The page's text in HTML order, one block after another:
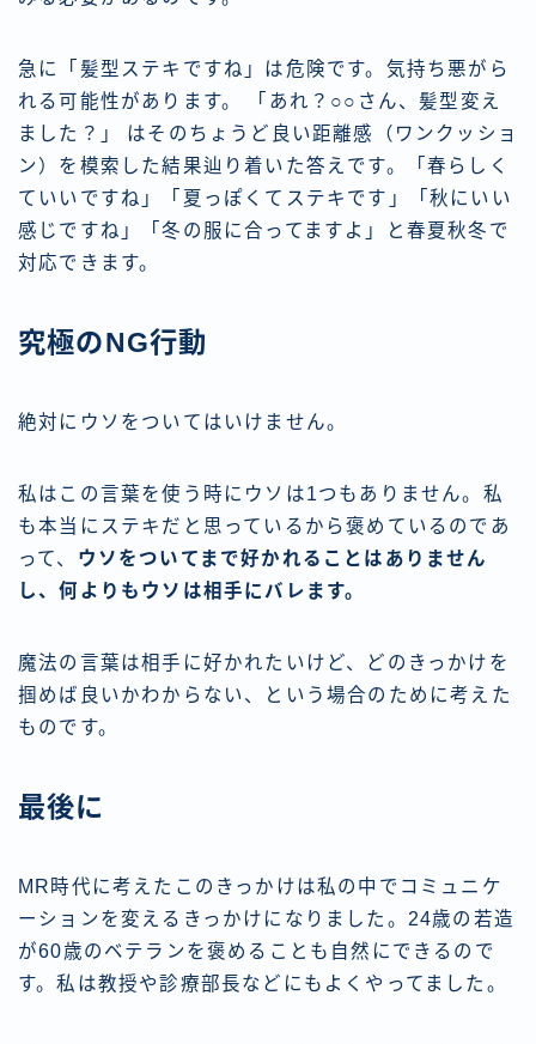
急に「髪型ステキですね」は危険です。気持ち悪がら
れる可能性があります。 「あれ？○○さん、髪型変え
ました？」 はそのちょうど良い距離感（ワンクッショ
ン）を模索した結果辿り着いた答えです。「春らしく
ていいですね」「夏っぽくてステキです」「秋にいい
感じですね」「冬の服に合ってますよ」と春夏秋冬で
対応できます。
究極のNG行動
絶対にウソをついてはいけません。
私はこの言葉を使う時にウソは1つもありません。私
も本当にステキだと思っているから褒めているのであ
って、 ウソをついてまで好かれることはありません
し、何よりもウソは相手にバレます。
魔法の言葉は相手に好かれたいけど、どのきっかけを
掴めば良いかわからない、という場合のために考えた
ものです。
最後に
MR時代に考えたこのきっかけは私の中でコミュニケ
ーションを変えるきっかけになりました。24歳の若造
が60歳のベテランを褒めることも自然にできるので
す。私は教授や診療部長などにもよくやってました。